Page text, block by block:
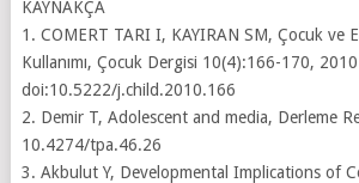
KAYNAKÇA
1. COMERT TARI I, KAYIRAN SM, Çocuk ve
Kullanımı, Çocuk Dergisi 10(4):166-170, 2010
doi:10.5222/j.child.2010.166
2. Demir T, Adolescent and media, Derleme
10.4274/tpa.46.26
3. Akbulut Y, Developmental Implications of